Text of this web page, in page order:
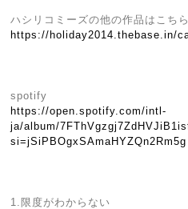
ハシリコミーズの他の作品はこちら
https://holiday2014.thebase.in/
spotify
https://open.spotify.com/intl-
ja/album/
si=jSiPBOgxSAmaHYZQn2Rm5g
1.限度がわからない